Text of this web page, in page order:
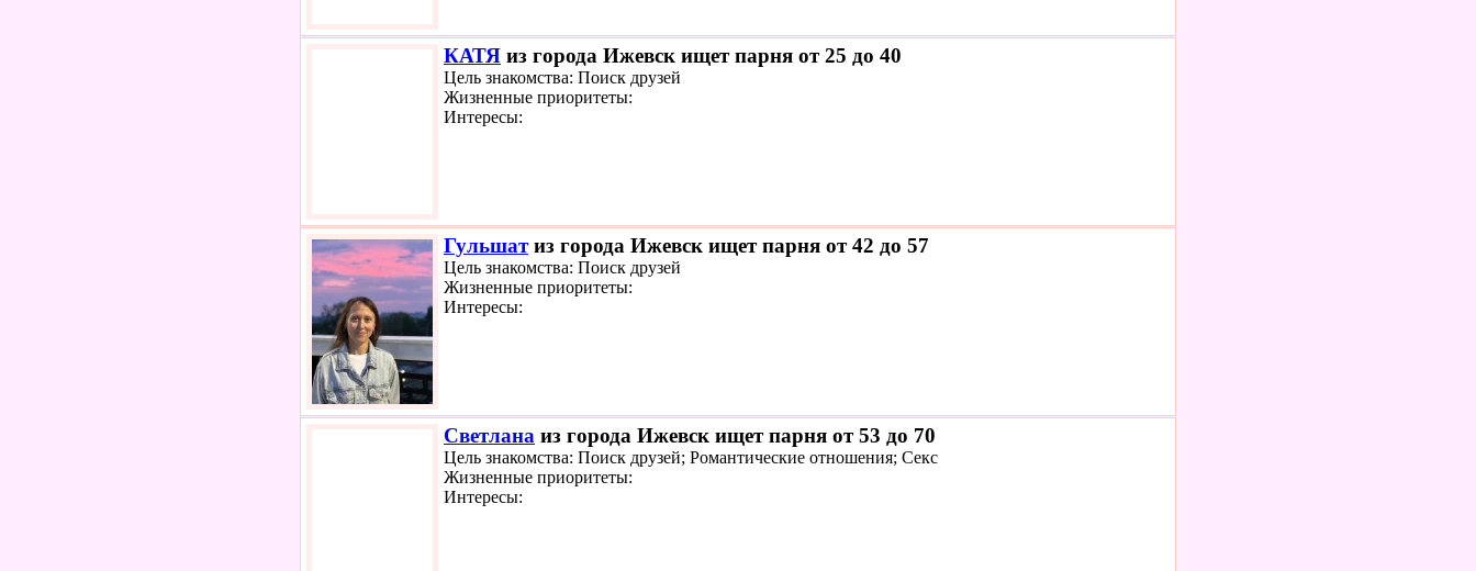
КАТЯ из города Ижевск ищет парня от 25 до 40
Цель знакомства: Поиск друзей
Жизненные приоритеты:
Интересы:
Гульшатиз города Ижевск ищет парня от 42 до 57
Цель знакомства: Поиск друзей
Жизненные приоритеты:
Интересы:
Светлана из города Ижевск ищет парня от 53 до 70
Цель знакомства: Поиск друзей; Романтические отношения; Секс
Жизненные приоритеты:
Интересы: